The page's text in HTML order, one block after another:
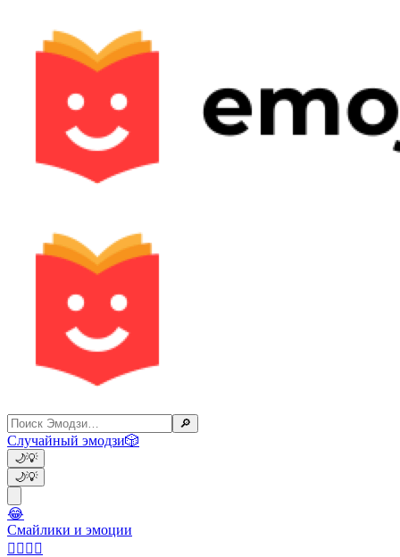
🔎
Случайный эмодзи🎲
🌙💡
🌙💡
😂
Смайлики и эмоции
👩‍❤️‍💋‍👨